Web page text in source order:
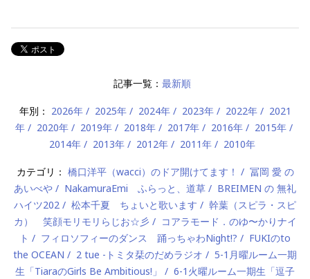
記事一覧： 最新順
年別： 2026年 2025年 2024年 2023年 2022年
2021
年
2020年 2019年 2018年 2017年 2016年
2015年
2014年
2013年 2012年 2011年 2010年
カテゴリ： 橋口洋平（wacci）のドア開けてます！
冨岡 愛 の
あいべや
NakamuraEmi ふらっと、道草
BREIMEN の 無礼
ハイツ202
松本千夏 ちょいと歌います
幹葉（スピラ・スピ
カ） 笑顔モリモリらじお☆彡
コアラモード．のゆ〜かりナイ
ト
フィロソフィーのダンス 踊っちゃわNight!?
FUKIのto
the OCEAN
2 tue -トミタ栞のだめラジオ
5-1月曜ルーム一期
生「TiaraのGirls Be Ambitious!」
6-1火曜ルーム一期生「逗子